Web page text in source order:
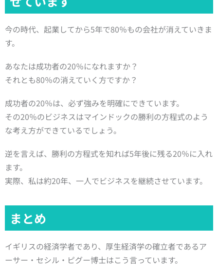
今の時代、起業してから5年で80％もの会社が消えていきま
す。
あなたは成功者の20％になれますか？
それとも80％の消えていく方ですか？
成功者の20％は、必ず強みを明確にできています。
その20％のビジネスはマインドックの勝利の方程式のよう
な考え方ができているでしょう。
逆を言えば、勝利の方程式を知れば5年後に残る20％に入れ
ます。
実際、私は約20年、一人でビジネスを継続させています。
まとめ
イギリスの経済学者であり、厚生経済学の確立者であるア
ーサー・セシル・ピグー博士はこう言っています。